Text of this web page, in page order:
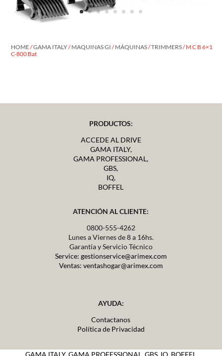
HOME/GAMA ITALY/MAQUINAS GI /MÁQUINAS/TRIMMERS/ M C B 6×1
C-800 Bat
PRODUCTOS:
ACCEDE AL DRIVE
GAMA ITALY,
GAMA PROFESSIONAL,
GBS,
IQ,
BOFFEL
ATENCIÓN AL CLIENTE:
0800-555-4262
Lunes a Viernes de 8 a 16hs.
Garantía y Servicio Técnico
Service: gestionservice@arimex.com
Ventas: ventashogar@arimex.com
AYUDA:
Contactanos
Política de Privacidad
GAMA ITALY,GAMA PROFESSIONAL, GBS, IQ, BOFFEL